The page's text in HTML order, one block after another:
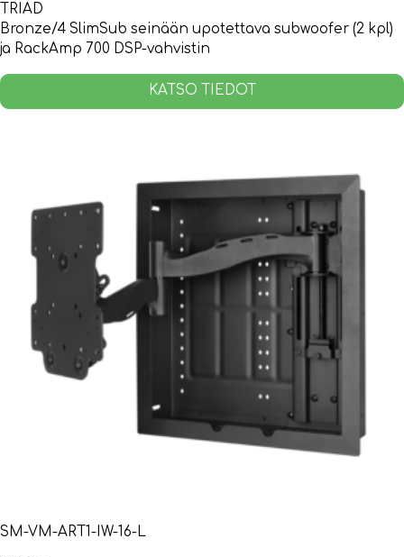
TRIAD
Bronze/4 SlimSub seinään upotettava subwoofer (2 kpl)
ja RackAmp 700 DSP-vahvistin
KATSO TIEDOT
SM-VM-ART1-IW-16-L